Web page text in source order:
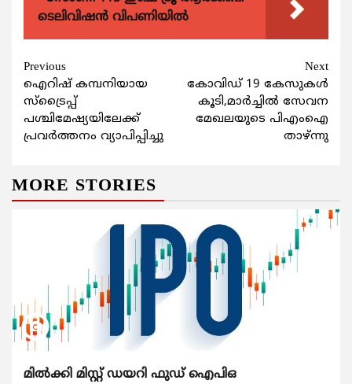
ടെലിവിഷൻ വിപണിയിൽ
Continue
Reading
Previous
ഐറിഷ് കമ്പനിയായ
സ്‌ട്രൈപ്പ്
പശ്ചിമേഷ്യയിലേക്ക്
പ്രവര്‍ത്തനം വ്യാപിപ്പിച്ചു
Next
കോവിഡ് 19 കേസുകള്‍
കൂടി,മാര്‍ച്ചില്‍ സേവന
മേഖലയുടെ പിഎംഐ
താഴ്ന്നു
MORE STORIES
മിൽക്കി മിസ്റ്റ് ഡയറി ഫുഡ് ഐപിഒ